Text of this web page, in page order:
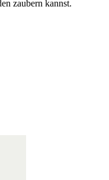
zaubern kannst.